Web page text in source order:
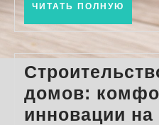
ЧИТАТЬ ПОЛНУЮ
домов:
инновации на